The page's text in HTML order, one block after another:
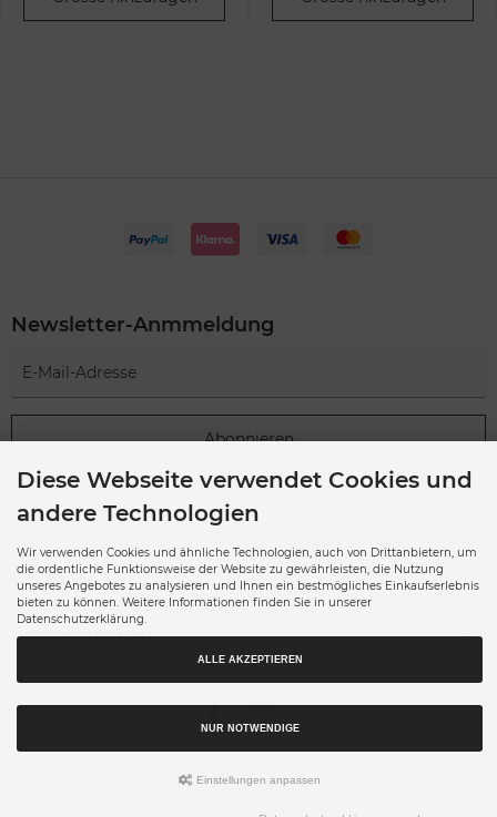
Newsletter-Anmmeldung
Abonnieren
Der Newsletter kann jederzeit hier oder in Ihrem Kundenkonto abbestellt
ÜBER UNS
INFORMATIONEN
Diese Webseite verwendet Cookies und
andere Technologien
Wir verwenden Cookies und ähnliche Technologien, auch von Drittanbietern, um
die ordentliche Funktionsweise der Website zu gewährleisten, die Nutzung
unseres Angebotes zu analysieren und Ihnen ein bestmögliches Einkaufserlebnis
bieten zu können. Weitere Informationen finden Sie in unserer
Datenschutzerklärung.
ALLE AKZEPTIEREN
NUR NOTWENDIGE
Einstellungen anpassen